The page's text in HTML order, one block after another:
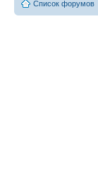
Список форумов